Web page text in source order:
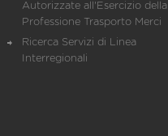
Autorizzate all'Esercizio della
Professione Trasporto Merci
Ricerca Servizi di Linea
Interregionali